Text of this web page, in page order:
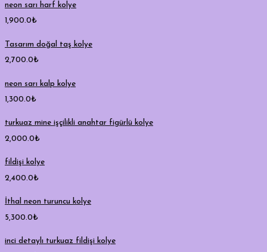
neon sarı harf kolye
1,900.0₺
Tasarım doğal taş kolye
2,700.0₺
neon sarı kalp kolye
1,300.0₺
turkuaz mine işçilikli anahtar figürlü kolye
2,000.0₺
fildişi kolye
2,400.0₺
İthal neon turuncu kolye
5,300.0₺
inci detaylı turkuaz fildişi kolye